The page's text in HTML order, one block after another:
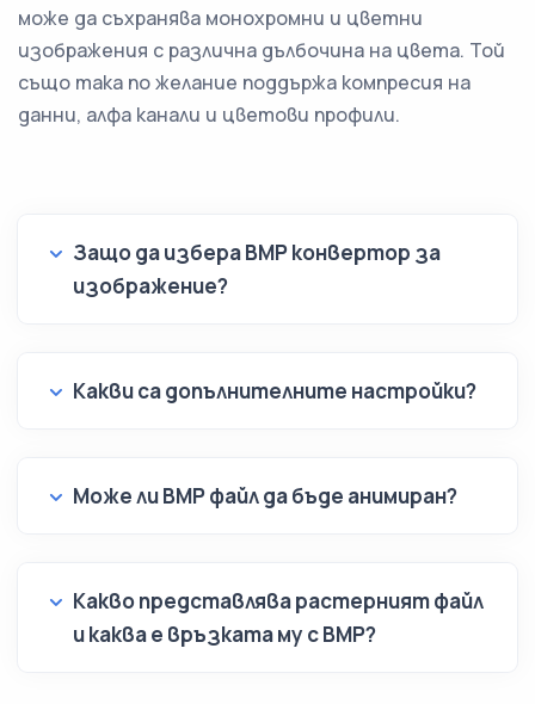
може да съхранява монохромни и цветни
изображения с различна дълбочина на цвета. Той
също така по желание поддържа компресия на
данни, алфа канали и цветови профили.
Защо да избера BMP конвертор за
изображение?
Какви са допълнителните настройки?
Може ли BMP файл да бъде анимиран?
Какво представлява растерният файл
и каква е връзката му с BMP?